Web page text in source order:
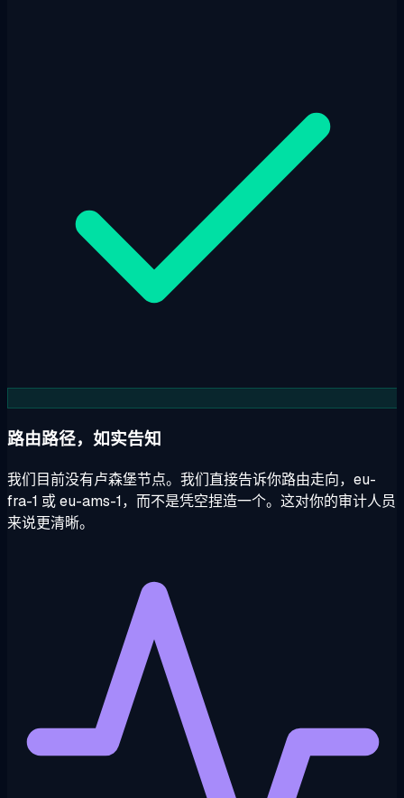
路由路径，如实告知
我们目前没有卢森堡节点。我们直接告诉你路由走向，eu-
fra-1 或 eu-ams-1，而不是凭空捏造一个。这对你的审计人员
来说更清晰。